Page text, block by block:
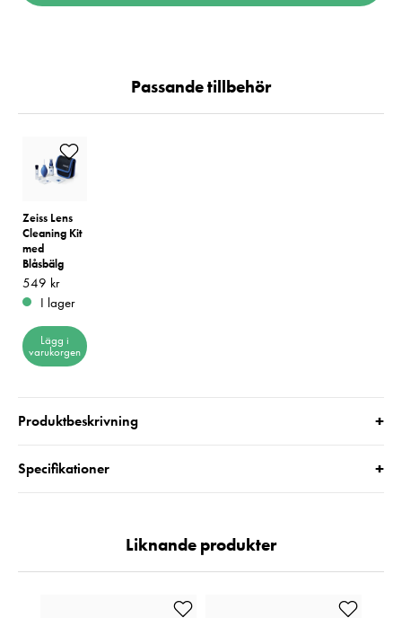
Passande tillbehör
Zeiss Lens
Cleaning Kit
med
Blåsbälg
Pris: 549 kr
549 kr
I lager
Lägg i
varukorgen
Produktbeskrivning +
Specifikationer +
Liknande produkter